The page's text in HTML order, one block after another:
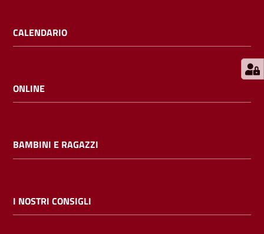
l
i
cataloghi
bibliotecario
CALENDARIO
ONLINE
BAMBINI E RAGAZZI
I NOSTRI CONSIGLI